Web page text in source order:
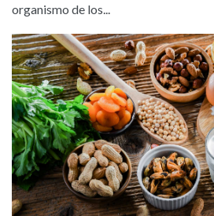
organismo de los...